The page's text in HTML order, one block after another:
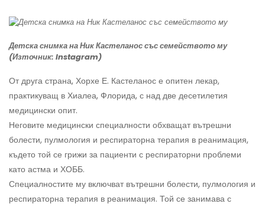
Детска снимка на Ник Кастеланос със семейството му
(Източник: Instagram)
От друга страна, Хорхе Е. Кастеланос е опитен лекар,
практикуващ в Хиалеа, Флорида, с над две десетилетия
медицински опит.
Неговите медицински специалности обхващат вътрешни
болести, пулмология и респираторна терапия в реанимация,
където той се грижи за пациенти с респираторни проблеми
като астма и ХОББ.
Специалностите му включват вътрешни болести, пулмология и
респираторна терапия в реанимация. Той се занимава с